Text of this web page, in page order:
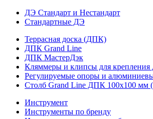
ДЭ Стандарт и Нестандарт
Стандартные ДЭ
Террасная доска (ДПК)
ДПК Grand Line
ДПК МастерДэк
Кляммеры и клипсы для
Регулируемые опоры и
Столб Grand Line ДПК 100х100 мм
Инструмент
Инструменты по бренду